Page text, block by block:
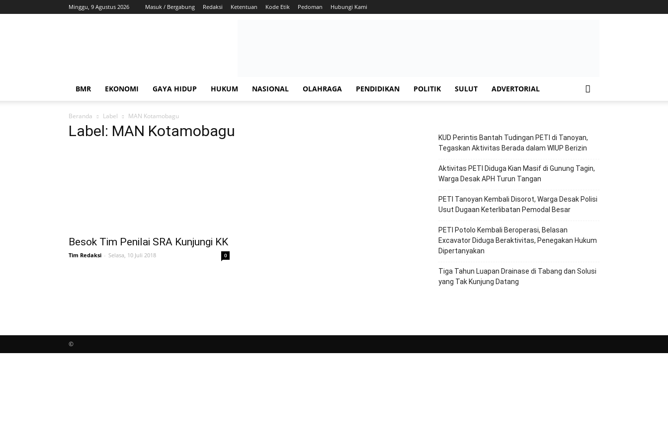
Minggu, 9 Agustus 2026 Masuk / Bergabung Redaksi Ketentuan Kode Etik Pedoman Hubungi Kami
BMR EKONOMI GAYA HIDUP HUKUM NASIONAL OLAHRAGA PENDIDIKAN POLITIK SULUT ADVERTORIAL
Beranda Label MAN Kotamobagu
Label: MAN Kotamobagu
Besok Tim Penilai SRA Kunjungi KK
Tim Redaksi - Selasa, 10 Juli 2018 0
KUD Perintis Bantah Tudingan PETI di Tanoyan,
Tegaskan Aktivitas Berada dalam WIUP Berizin
Aktivitas PETI Diduga Kian Masif di Gunung Tagin,
Warga Desak APH Turun Tangan
PETI Tanoyan Kembali Disorot, Warga Desak Polisi
Usut Dugaan Keterlibatan Pemodal Besar
PETI Potolo Kembali Beroperasi, Belasan
Excavator Diduga Beraktivitas, Penegakan Hukum
Dipertanyakan
Tiga Tahun Luapan Drainase di Tabang dan Solusi
yang Tak Kunjung Datang
©